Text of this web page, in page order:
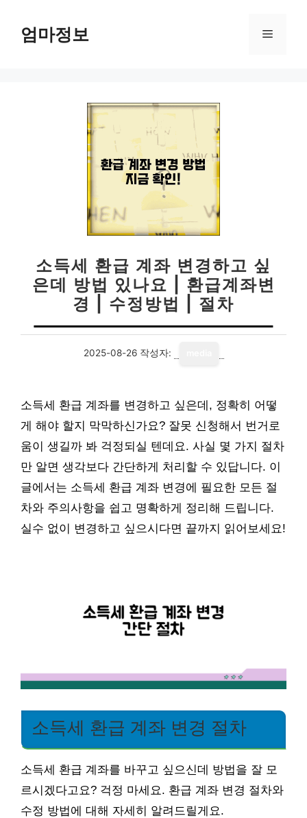
엄마정보 메
소득세 환급 계좌 변경하고 싶
은데 방법 있나요 | 환급계좌변
경 | 수정방법 | 절차
2025-08-26 작성자:
소득세 환급 계좌를 변경하고 싶은데, 정확히 어떻
게 해야 할지 막막하신가요? 잘못 신청해서 번거로
움이 생길까 봐 걱정되실 텐데요. 사실 몇 가지 절차
만 알면 생각보다 간단하게 처리할 수 있답니다. 이
글에서는 소득세 환급 계좌 변경에 필요한 모든 절
차와 주의사항을 쉽고 명확하게 정리해 드립니다.
실수 없이 변경하고 싶으시다면 끝까지 읽어보세요!
소득세 환급 계좌 변경 절차
소득세 환급 계좌를 바꾸고 싶으신데 방법을 잘 모
르시겠다고요? 걱정 마세요. 환급 계좌 변경 절차와
수정 방법에 대해 자세히 알려드릴게요.